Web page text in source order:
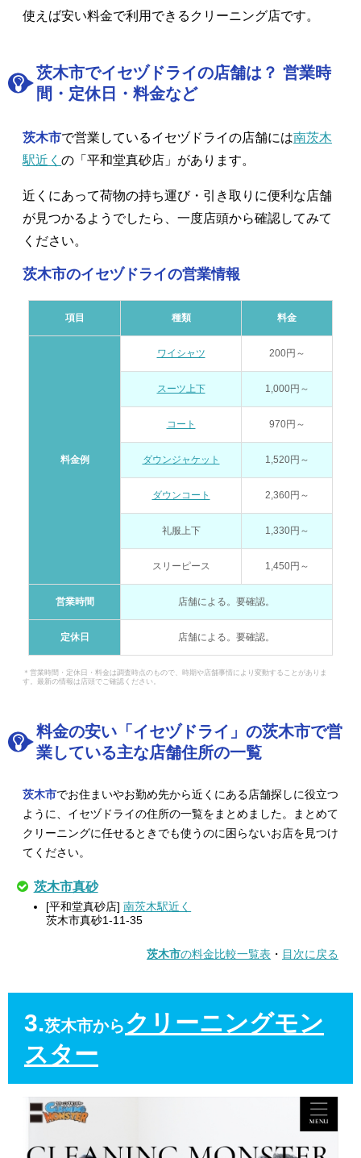
使えば安い料金で利用できるクリーニング店です。
茨木市でイセヅドライの店舗は？ 営業時
間・定休日・料金など
茨木市で営業しているイセヅドライの店舗には南茨木
駅近く の「平和堂真砂店」があります。
近くにあって荷物の持ち運び・引き取りに便利な店舗
が見つかるようでしたら、一度店頭から確認してみて
ください。
茨木市のイセヅドライの営業情報
項目 種類 料金
料金例
ワイシャツ 200円～
スーツ上下 1,000円～
コート 970円～
ダウンジャケット 1,520円～
ダウンコート 2,360円～
礼服上下 1,330円～
スリーピース 1,450円～
営業時間 店舗による。要確認。
定休日 店舗による。要確認。
＊営業時間・定休日・料金は調査時点のもので、時期や店舗事情により変動することがありま
す。最新の情報は店頭でご確認ください。
料金の安い「イセヅドライ」の茨木市で営
業している主な店舗住所の一覧
茨木市でお住まいやお勤め先から近くにある店舗探しに役立つ
ように、イセヅドライの住所の一覧をまとめました。まとめて
クリーニングに任せるときでも使うのに困らないお店を見つけ
てください。
茨木市真砂
[平和堂真砂店]南茨木駅近く
茨木市真砂1-11-35
茨木市の料金比較一覧表 ・ 目次に戻る
3.茨木市からクリーニングモン
スター